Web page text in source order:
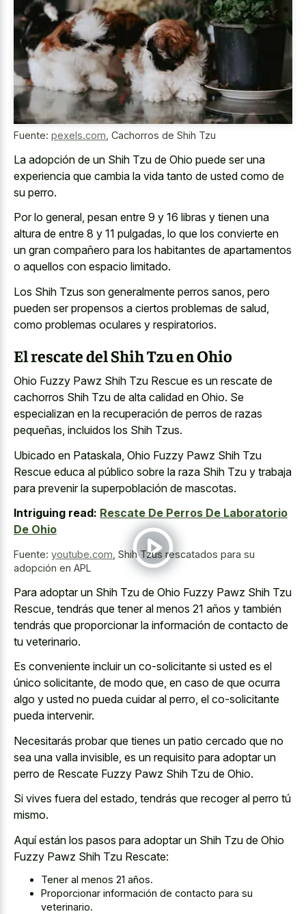
Fuente: pexels.com Cachorros de Shih Tzu
La adopción de un Shih Tzu de Ohio puede ser una
experiencia que cambia la vida tanto de usted como de
su perro.
Por lo general, pesan entre 9 y 16 libras y tienen una
altura de entre 8 y 11 pulgadas, lo que los convierte en
un gran compañero para los habitantes de apartamentos
o aquellos con espacio limitado.
Los Shih Tzus son generalmente perros sanos, pero
pueden ser propensos a ciertos problemas de salud,
como problemas oculares y respiratorios.
El rescate del Shih Tzu en Ohio
Ohio Fuzzy Pawz Shih Tzu Rescue es un rescate de
cachorros Shih Tzu de alta calidad en Ohio. Se
especializan en la recuperación de perros de razas
pequeñas, incluidos los Shih Tzus.
Ubicado en Pataskala, Ohio Fuzzy Pawz Shih Tzu
Rescue educa al público sobre la raza Shih Tzu y trabaja
para prevenir la superpoblación de mascotas.
Intriguing read: Rescate De Perros De Laboratorio
De Ohio
Fuente: youtube.com Shih Tzus rescatados para su
adopción en APL
Para adoptar un Shih Tzu de Ohio Fuzzy Pawz Shih Tzu
Rescue, tendrás que tener al menos 21 años y también
tendrás que proporcionar la información de contacto de
tu veterinario.
Es conveniente incluir un co-solicitante si usted es el
único solicitante, de modo que, en caso de que ocurra
algo y usted no pueda cuidar al perro, el co-solicitante
pueda intervenir.
Necesitarás probar que tienes un patio cercado que no
sea una valla invisible, es un requisito para adoptar un
perro de Rescate Fuzzy Pawz Shih Tzu de Ohio.
Si vives fuera del estado, tendrás que recoger al perro tú
mismo.
Aquí están los pasos para adoptar un Shih Tzu de Ohio
Fuzzy Pawz Shih Tzu Rescate:
Tener al menos 21 años.
Proporcionar información de contacto para su
veterinario.